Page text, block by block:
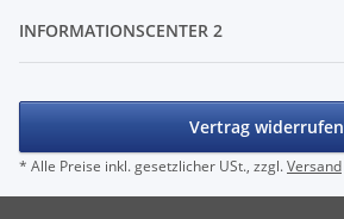
INFORMATIONSCENTER 2
Vertrag widerrufen
* Alle Preise inkl. gesetzlicher USt., zzgl.Versand